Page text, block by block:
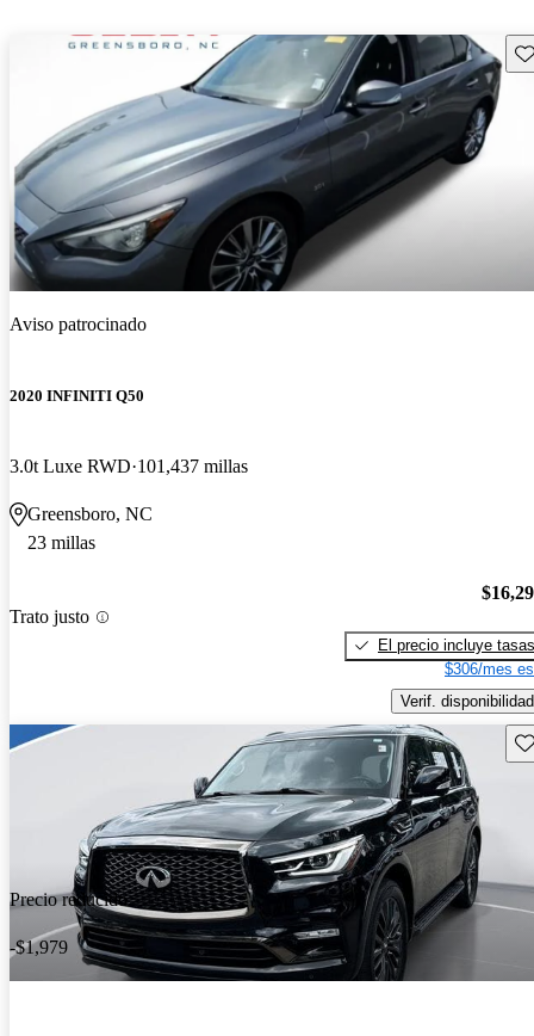
Aviso patrocinado
2020 INFINITI Q50
3.0t Luxe RWD 101,437 millas
Greensboro, NC
23 millas
Trato justo
El precio incluye tasas
$306/mes
Verif. disponibilidad
Precio reducido
-$1,979